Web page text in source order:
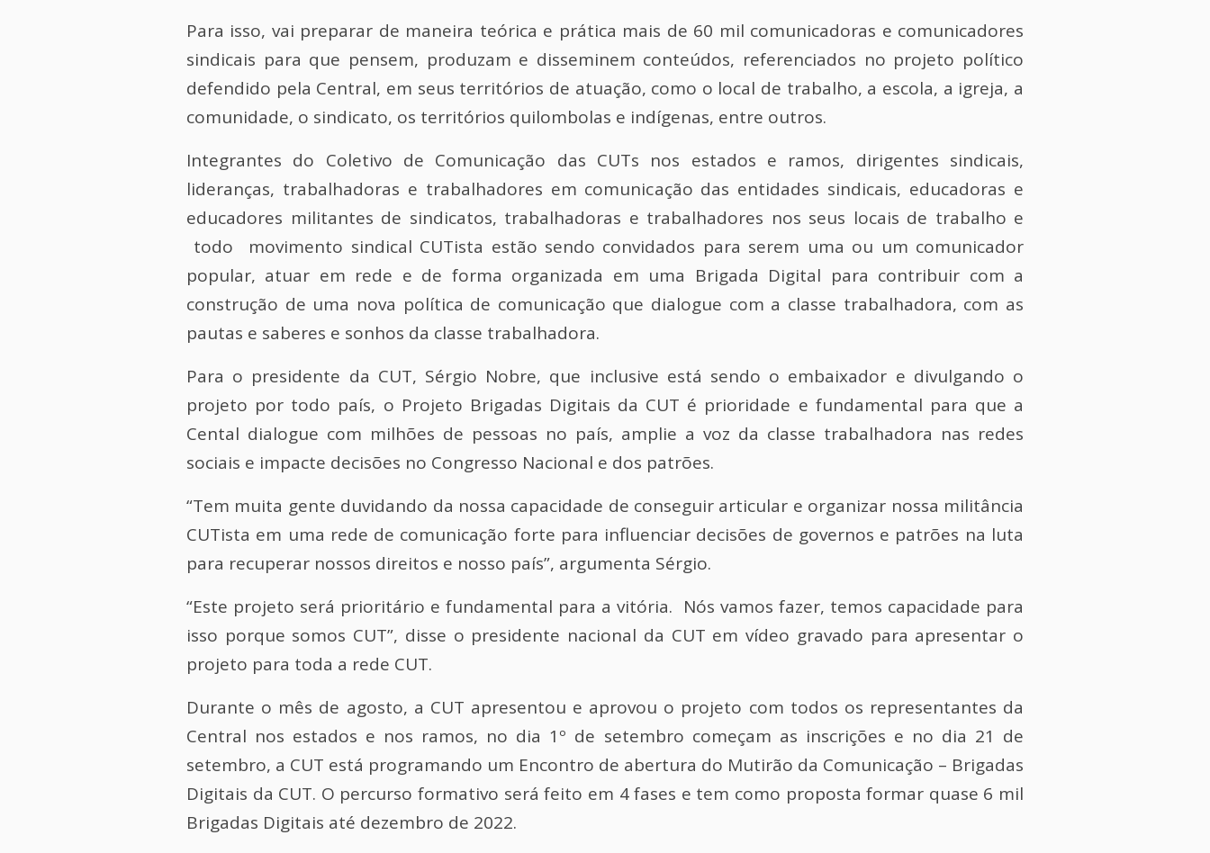
Para isso, vai preparar de maneira teórica e prática mais de 60 mil comunicadoras e comunicadores
sindicais para que pensem, produzam e disseminem conteúdos, referenciados no projeto político
defendido pela Central, em seus territórios de atuação, como o local de trabalho, a escola, a igreja, a
comunidade, o sindicato, os territórios quilombolas e indígenas, entre outros.
Integrantes do Coletivo de Comunicação das CUTs nos estados e ramos, dirigentes sindicais,
lideranças, trabalhadoras e trabalhadores em comunicação das entidades sindicais, educadoras e
educadores militantes de sindicatos, trabalhadoras e trabalhadores nos seus locais de trabalho e
todo movimento sindical CUTista estão sendo convidados para serem uma ou um comunicador
popular, atuar em rede e de forma organizada em uma Brigada Digital para contribuir com a
construção de uma nova política de comunicação que dialogue com a classe trabalhadora, com as
pautas e saberes e sonhos da classe trabalhadora.
Para o presidente da CUT, Sérgio Nobre, que inclusive está sendo o embaixador e divulgando o
projeto por todo país, o Projeto Brigadas Digitais da CUT é prioridade e fundamental para que a
Cental dialogue com milhões de pessoas no país, amplie a voz da classe trabalhadora nas redes
sociais e impacte decisões no Congresso Nacional e dos patrões.
“Tem muita gente duvidando da nossa capacidade de conseguir articular e organizar nossa militância
CUTista em uma rede de comunicação forte para influenciar decisões de governos e patrões na luta
para recuperar nossos direitos e nosso país”, argumenta Sérgio.
“Este projeto será prioritário e fundamental para a vitória. Nós vamos fazer, temos capacidade para
isso porque somos CUT”, disse o presidente nacional da CUT em vídeo gravado para apresentar o
projeto para toda a rede CUT.
Durante o mês de agosto, a CUT apresentou e aprovou o projeto com todos os representantes da
Central nos estados e nos ramos, no dia 1º de setembro começam as inscrições e no dia 21 de
setembro, a CUT está programando um Encontro de abertura do Mutirão da Comunicação – Brigadas
Digitais da CUT. O percurso formativo será feito em 4 fases e tem como proposta formar quase 6 mil
Brigadas Digitais até dezembro de 2022.